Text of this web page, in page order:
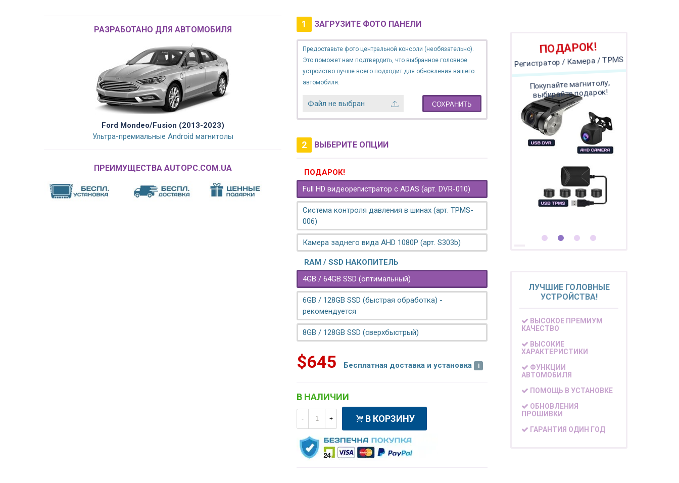
РАЗРАБОТАНО ДЛЯ АВТОМОБИЛЯ
Ford Mondeo/Fusion (2013-2023)
Ультра-премиальные Android магнитолы
ПРЕИМУЩЕСТВА AUTOPC.COM.UA
1 ЗАГРУЗИТЕ ФОТО ПАНЕЛИ
Предоставьте фото центральной консоли (необязательно).
Это поможет нам подтвердить, что выбранное головное
устройство лучше всего подходит для обновления вашего
автомобиля.
Файл не выбран СОХРАНИТЬ
2 ВЫБЕРИТЕ ОПЦИИ
ПОДАРОК!
Full HD видеорегистратор с ADAS (арт. DVR-010)
Система контроля давления в шинах (арт. TPMS-
006)
Камера заднего вида AHD 1080P (арт. S303b)
RAM / SSD НАКОПИТЕЛЬ
4GB / 64GB SSD (оптимальный)
6GB / 128GB SSD (быстрая обработка) -
рекомендуется
8GB / 128GB SSD (сверхбыстрый)
$645 Бесплатная доставка и установка
В НАЛИЧИИ
- + В КОРЗИНУ
ПОДАРОК!
Регистратор / Камера / TPMS
Покупайте магнитолу,
выбирайте подарок!
ЛУЧШИЕ ГОЛОВНЫЕ
УСТРОЙСТВА!
ВЫСОКОЕ ПРЕМИУМ
КАЧЕСТВО
ВЫСОКИЕ
ХАРАКТЕРИСТИКИ
ФУНКЦИИ
АВТОМОБИЛЯ
ПОМОЩЬ В УСТАНОВКЕ
ОБНОВЛЕНИЯ
ПРОШИВКИ
ГАРАНТИЯ ОДИН ГОД